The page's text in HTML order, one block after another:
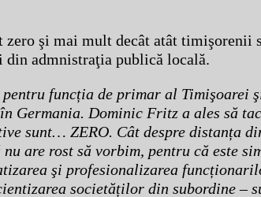
şi mai mult decât atât timişorenii
din admnistraţia publică locală.
funcția de primar al Timişoarei
Germania. Dominic Fritz a ales să
sunt… ZERO. Cât despre distanța
are rost să vorbim, pentru că este
şi profesionalizarea
societăților din subordine –